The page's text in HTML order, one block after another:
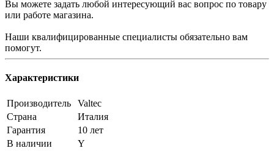
Вы можете задать любой интересующий вас вопрос по товару
или работе магазина.
Наши квалифицированные специалисты обязательно вам
помогут.
Характеристики
Производитель
Valtec
Страна
Италия
Гарантия
10 лет
В наличии
Y